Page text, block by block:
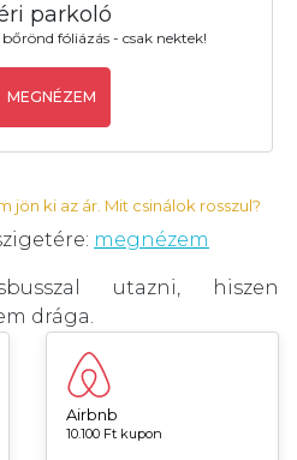
parkoló
fóliázás - csak nektek!
MEGNÉZEM
jön ki az ár. Mit csinálok rosszul?
megnézem
utazni, hiszen
drága.
Airbnb
10.100 Ft kupon